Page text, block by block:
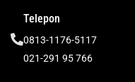
Telepon
0813-1176-5117
021-291 95 766